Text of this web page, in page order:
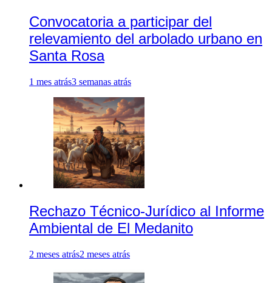
Convocatoria a participar del
relevamiento del arbolado urbano en
Santa Rosa
1 mes atrás3 semanas atrás
Rechazo Técnico-Jurídico al Informe
Ambiental de El Medanito
2 meses atrás2 meses atrás